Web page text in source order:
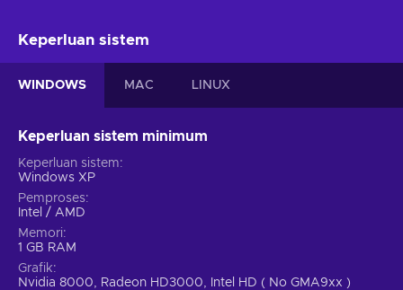
Keperluan sistem
WINDOWS MAC LINUX
Keperluan sistem minimum
Keperluan sistem
Windows XP
Pemproses
Intel / AMD
Memori
1 GB RAM
Grafik
Nvidia 8000, Radeon HD3000, Intel HD ( No GMA9xx )